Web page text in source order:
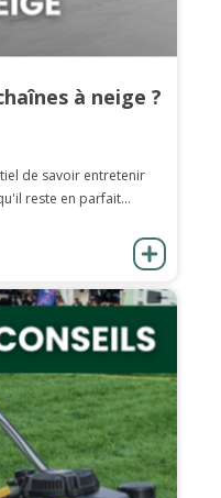
à neige ?
de savoir entretenir
reste en parfait...